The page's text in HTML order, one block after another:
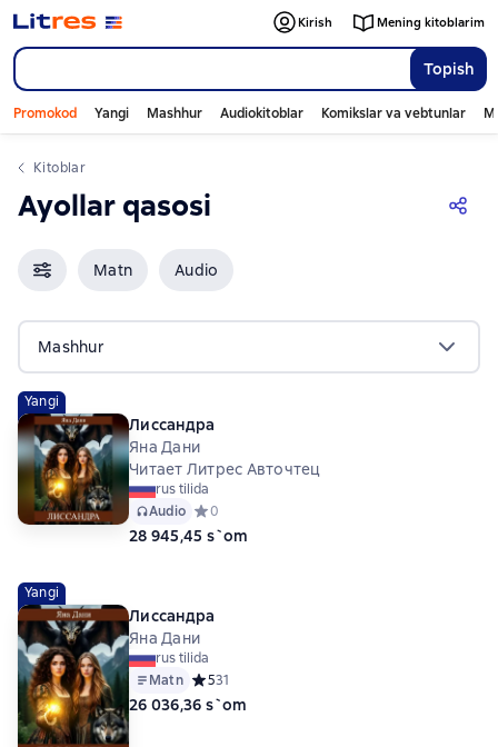
Topish
Kirish Mening kitoblarim
Promokod Yangi Mashhur Audiokitoblar Komikslar va vebtunlar
Kitoblar
Ayollar qasosi
Matn Audio
Mashhur
Yangi
Лиссандра
Яна Дани
Читает Литрес Авточтец
rus tilida
Audio Средний рейтинг 0 на основе 0 оценок
0
28 945,45 s`om
Yangi
Лиссандра
Яна Дани
rus tilida
Matn Средний рейтинг 5 на основе 31 оценок
531
26 036,36 s`om